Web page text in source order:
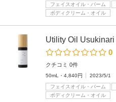
フェイスオイル・バーム
ボディクリーム・オイル
Utility Oil Usukinari
0
クチコミ 0件
50mL・4,840円
2023/5/1
フェイスオイル・バーム
ボディクリーム・オイル